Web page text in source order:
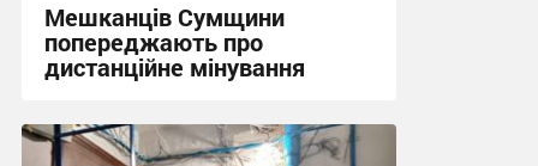
Мешканців Сумщини
попереджають про
дистанційне мінування
10:40, 5.08.2026